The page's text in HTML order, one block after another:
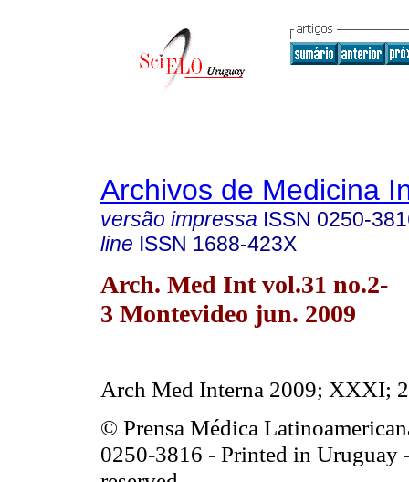
Archivos de Medicina
versão impressa ISSN 0250-
line ISSN 1688-423X
Arch. Med Int vol.31 no.2-
3 Montevideo jun. 2009
Arch Med Interna 2009; XXXI;
© Prensa Médica
0250-3816 - Printed in Uruguay